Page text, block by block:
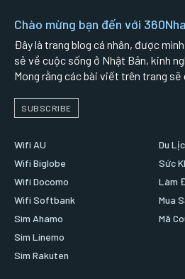
Chào mừng bạn đến với
Đây là trang blog cá nhân, được
sẻ về cuộc sống ở Nhật Bản, kinh
Mong rằng các bài viết trên trang sẽ
SUBSCRIBE
Wifi AU
Wifi Biglobe
Wifi Docomo
Wifi Softbank
Sim Ahamo
Sim Linemo
Sim Rakuten
Du
Sức
Làm
Mua
Mã